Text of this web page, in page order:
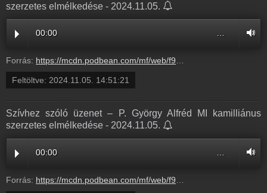
szerzetes elmélkedése - 2024.11.05.
00:00 …
Forrás: https://mcdn.podbean.com/mf/web/f9vku4h7qzxjpb57/2_el_ad_s_Sz_vhez_sz_l_zenet_Gy_rgy_Alfr_d_atya_Alm_dial_gus_20249oe3l.mp3
Feltöltve: 2024.11.05. 14:51:21
Szívhez szóló üzenet – P. György Alfréd MI kamilliánus
szerzetes elmélkedése - 2024.11.05.
00:00
Forrás: https://mcdn.podbean.com/mf/web/f9vku4h7qzxjpb57/2_el_ad_s_Sz_vhez_sz_l_zenet_Gy_rgy_Alfr_d_atya_Alm_dial_gus_20249oe3l.mp3